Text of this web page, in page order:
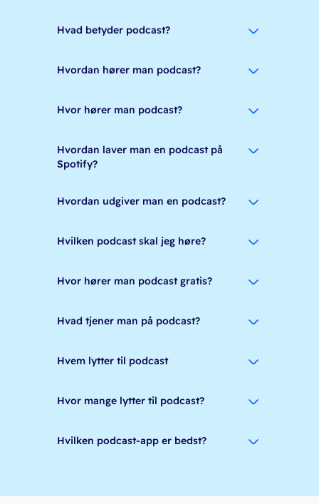
Hvad betyder podcast?
Hvordan hører man podcast?
Hvor hører man podcast?
Hvordan laver man en podcast på
Spotify?
Hvordan udgiver man en podcast?
Hvilken podcast skal jeg høre?
Hvor hører man podcast gratis?
Hvad tjener man på podcast?
Hvem lytter til podcast
Hvor mange lytter til podcast?
Hvilken podcast-app er bedst?